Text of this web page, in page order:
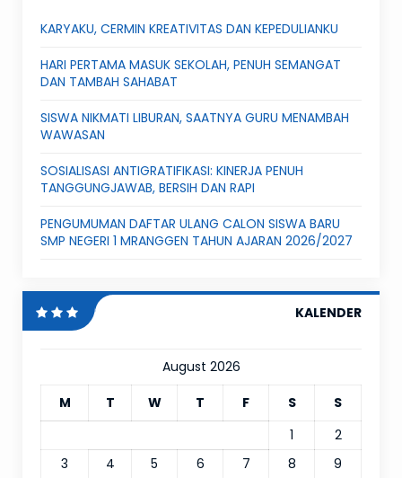
KARYAKU, CERMIN KREATIVITAS DAN KEPEDULIANKU
HARI PERTAMA MASUK SEKOLAH, PENUH SEMANGAT
DAN TAMBAH SAHABAT
SISWA NIKMATI LIBURAN, SAATNYA GURU MENAMBAH
WAWASAN
SOSIALISASI ANTIGRATIFIKASI: KINERJA PENUH
TANGGUNGJAWAB, BERSIH DAN RAPI
PENGUMUMAN DAFTAR ULANG CALON SISWA BARU
SMP NEGERI 1 MRANGGEN TAHUN AJARAN 2026/2027
KALENDER
August 2026
M
T W T F S
S
1
2
3
4 5 6 7 8
9